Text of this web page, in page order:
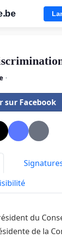
·
sur Facebook
du
de la